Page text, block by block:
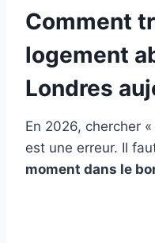
Comment
logement
Londres
En 2026, chercher
est une erreur. Il
moment dans le